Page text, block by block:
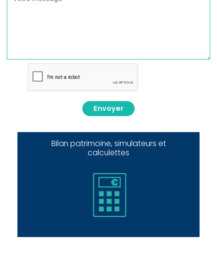
Envoyer
Bilan patrimoine, simulateurs et
calculettes